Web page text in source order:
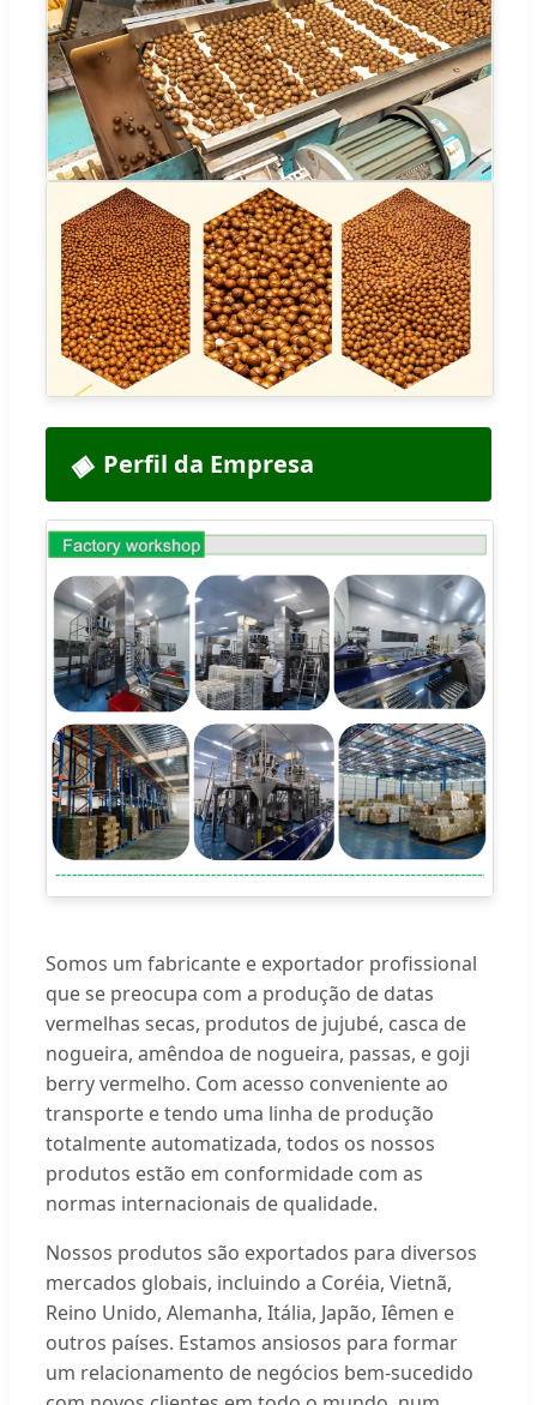
Perfil da Empresa
Somos um fabricante e exportador profissional
que se preocupa com a produção de datas
vermelhas secas, produtos de jujubé, casca de
nogueira, amêndoa de nogueira, passas, e goji
berry vermelho. Com acesso conveniente ao
transporte e tendo uma linha de produção
totalmente automatizada, todos os nossos
produtos estão em conformidade com as
normas internacionais de qualidade.
Nossos produtos são exportados para diversos
mercados globais, incluindo a Coréia, Vietnã,
Reino Unido, Alemanha, Itália, Japão, Iêmen e
outros países. Estamos ansiosos para formar
um relacionamento de negócios bem-sucedido